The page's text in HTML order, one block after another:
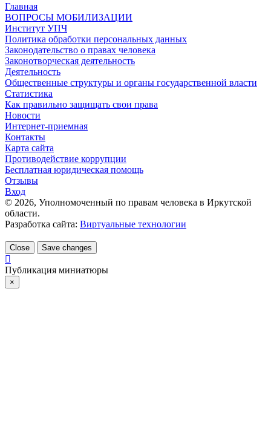
Главная
ВОПРОСЫ МОБИЛИЗАЦИИ
Институт УПЧ
Политика обработки персональных данных
Законодательство о правах человека
Законотворческая деятельность
Деятельность
Общественные структуры и органы государственной власти
Статистика
Как правильно защищать свои права
Новости
Интернет-приемная
Контакты
Карта сайта
Противодействие коррупции
Бесплатная юридическая помощь
Отзывы
Вход
© 2026, Уполномоченный по правам человека в Иркутской
области.
Разработка сайта: Виртуальные технологии
Close Save changes
Публикация миниатюры
×